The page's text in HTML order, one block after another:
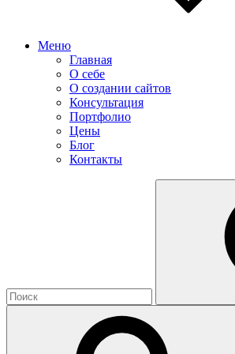
Меню
Главная
О себе
О создании сайтов
Консультация
Портфолио
Цены
Блог
Контакты